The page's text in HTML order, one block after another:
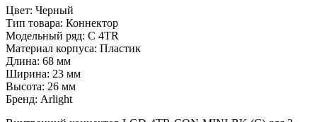
Цвет: Черный
Тип товара: Коннектор
Модельный ряд: C 4TR
Материал корпуса: Пластик
Длина: 68 мм
Ширина: 23 мм
Высота: 26 мм
Бренд: Arlight